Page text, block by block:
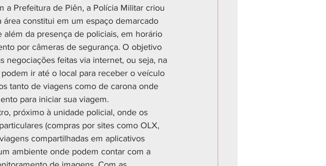
a Prefeitura de Piên, a Polícia Militar criou
área constitui em um espaço demarcado
da presença de policiais, em horário
por câmeras de segurança. O objetivo
negociações feitas via internet, ou seja, na
ir até o local para receber o veículo
tanto de viagens como de carona onde
para iniciar sua viagem.
próximo à unidade policial, onde os
(compras por sites como OLX,
compartilhadas em aplicativos
ambiente onde podem contar com a